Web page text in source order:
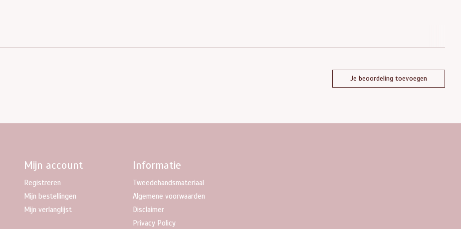
Je beoordeling toevoegen
Mijn account
Registreren
Mijn bestellingen
Mijn verlanglijst
Informatie
Tweedehandsmateriaal
Algemene voorwaarden
Disclaimer
Privacy Policy